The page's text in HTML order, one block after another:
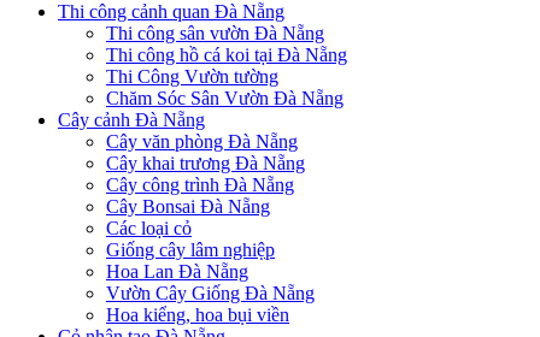
Thi công cảnh quan Đà Nẵng
Thi công sân vườn Đà Nẵng
Thi công hồ cá koi tại Đà Nẵng
Thi Công Vườn tường
Chăm Sóc Sân Vườn Đà Nẵng
Cây cảnh Đà Nẵng
Cây văn phòng Đà Nẵng
Cây khai trương Đà Nẵng
Cây công trình Đà Nẵng
Cây Bonsai Đà Nẵng
Các loại cỏ
Giống cây lâm nghiệp
Hoa Lan Đà Nẵng
Vườn Cây Giống Đà Nẵng
Hoa kiểng, hoa bụi viền